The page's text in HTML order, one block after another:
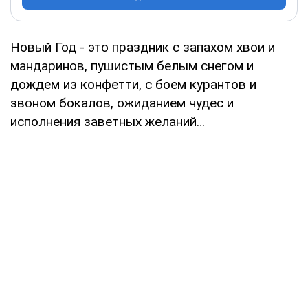
Новый Год - это праздник с запахом хвои и
мандаринов, пушистым белым снегом и
дождем из конфетти, с боем курантов и
звоном бокалов, ожиданием чудес и
исполнения заветных желаний…